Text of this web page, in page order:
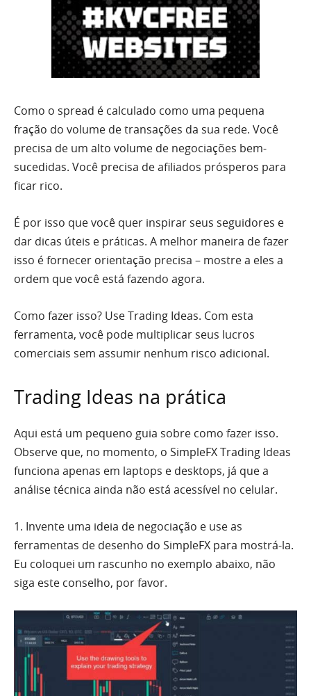
Como o spread é calculado como uma pequena
fração do volume de transações da sua rede. Você
precisa de um alto volume de negociações bem-
sucedidas. Você precisa de afiliados prósperos para
ficar rico.
É por isso que você quer inspirar seus seguidores e
dar dicas úteis e práticas. A melhor maneira de fazer
isso é fornecer orientação precisa – mostre a eles a
ordem que você está fazendo agora.
Como fazer isso? Use Trading Ideas. Com esta
ferramenta, você pode multiplicar seus lucros
comerciais sem assumir nenhum risco adicional.
Trading Ideas na prática
Aqui está um pequeno guia sobre como fazer isso.
Observe que, no momento, o SimpleFX Trading Ideas
funciona apenas em laptops e desktops, já que a
análise técnica ainda não está acessível no celular.
1. Invente uma ideia de negociação e use as
ferramentas de desenho do SimpleFX para mostrá-la.
Eu coloquei um rascunho no exemplo abaixo, não
siga este conselho, por favor.